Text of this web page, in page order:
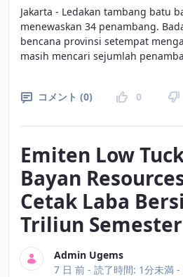
Jakarta - Ledakan tambang batu
menewaskan 34 penambang.
bencana provinsi setempat
masih mencari sejumlah
コメント (0) 0
Emiten Low
Bayan
Cetak Laba
Triliun
Admin Ugems
公開日
7 日 前 - 読了時間: 1分未満 -